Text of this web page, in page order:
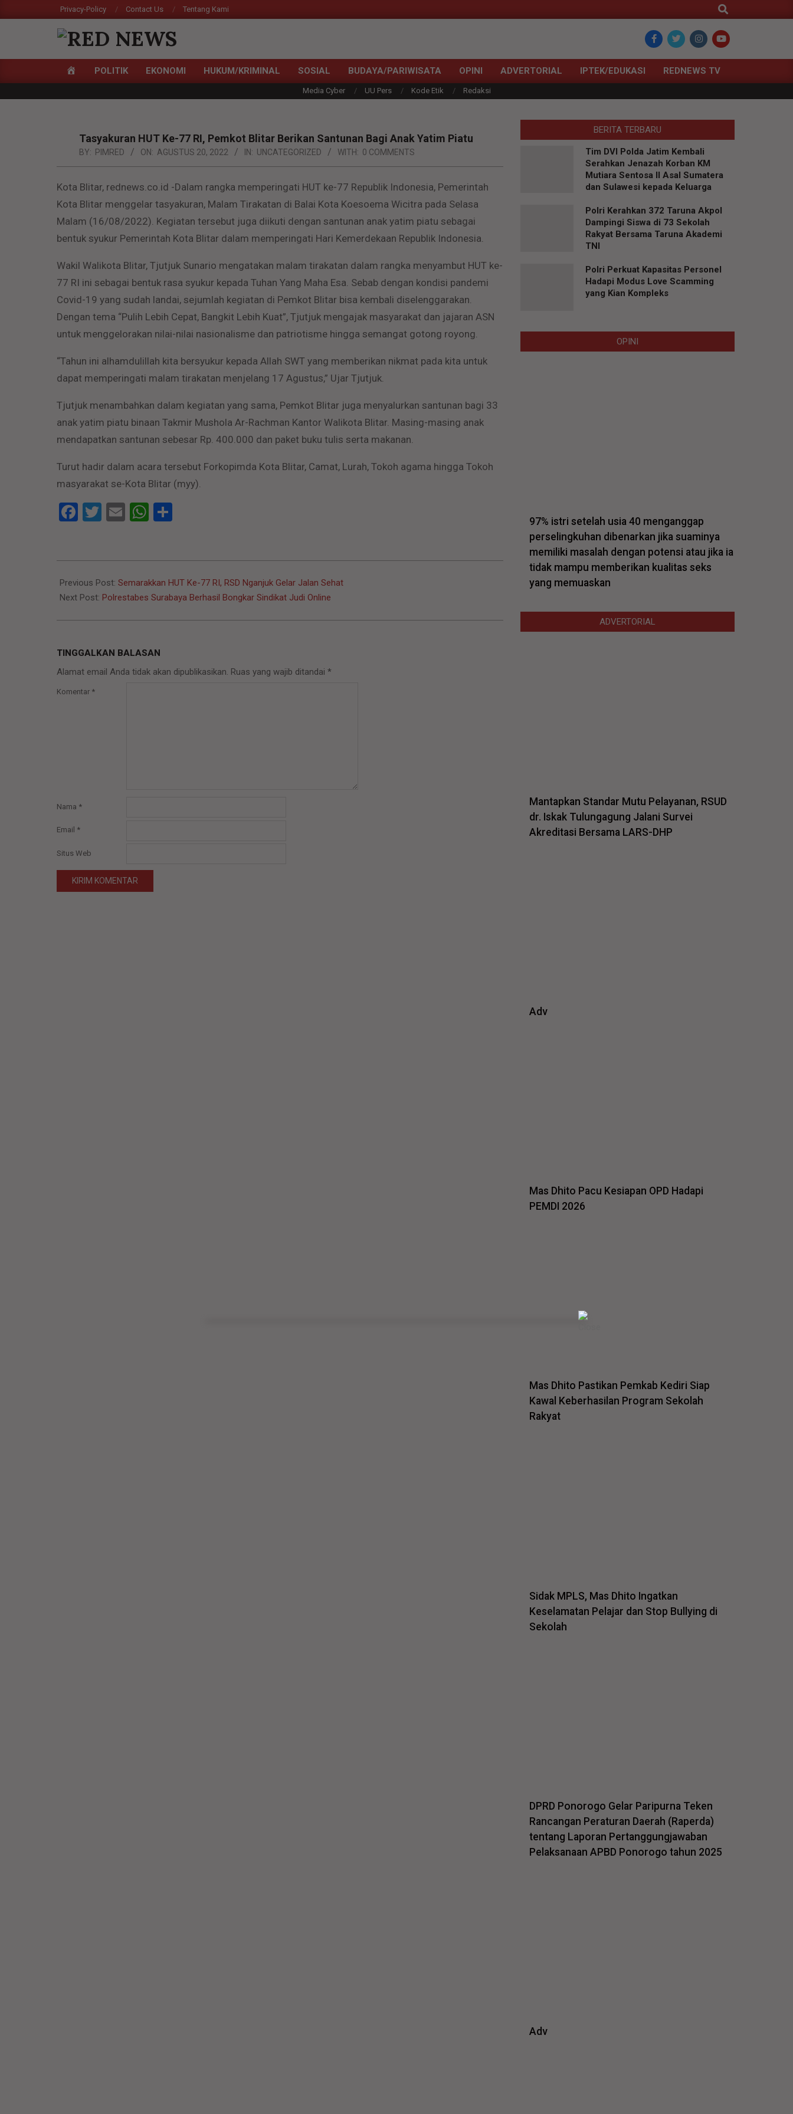
to
Privacy-Policy Contact Us Tentang Kami
Search
RED
NEWS
Primary
HOMEPOLITIK EKONOMI HUKUM/KRIMINAL SOSIAL BUDAYA/PARIWISATA OPINI ADVERTORIAL IPTEK/EDUKASI REDNEWS TV
Media Cyber UU Pers Kode Etik Redaksi
Tasyakuran HUT Ke-77 RI, Pemkot Blitar Berikan Santunan Bagi Anak Yatim Piatu
BY: PIMRED ON: AGUSTUS 20, 2022 IN: UNCATEGORIZED WITH: 0 COMMENTS
Kota Blitar, rednews.co.id -Dalam rangka memperingati HUT ke-77 Republik Indonesia, Pemerintah
Kota Blitar menggelar tasyakuran, Malam Tirakatan di Balai Kota Koesoema Wicitra pada Selasa
Malam (16/08/2022). Kegiatan tersebut juga diikuti dengan santunan anak yatim piatu sebagai
bentuk syukur Pemerintah Kota Blitar dalam memperingati Hari Kemerdekaan Republik Indonesia.
Wakil Walikota Blitar, Tjutjuk Sunario mengatakan malam tirakatan dalam rangka menyambut HUT ke-
77 RI ini sebagai bentuk rasa syukur kepada Tuhan Yang Maha Esa. Sebab dengan kondisi pandemi
Covid-19 yang sudah landai, sejumlah kegiatan di Pemkot Blitar bisa kembali diselenggarakan.
Dengan tema “Pulih Lebih Cepat, Bangkit Lebih Kuat”, Tjutjuk mengajak masyarakat dan jajaran ASN
untuk menggelorakan nilai-nilai nasionalisme dan patriotisme hingga semangat gotong royong.
“Tahun ini alhamdulillah kita bersyukur kepada Allah SWT yang memberikan nikmat pada kita untuk
dapat memperingati malam tirakatan menjelang 17 Agustus,” Ujar Tjutjuk.
Tjutjuk menambahkan dalam kegiatan yang sama, Pemkot Blitar juga menyalurkan santunan bagi 33
anak yatim piatu binaan Takmir Mushola Ar-Rachman Kantor Walikota Blitar. Masing-masing anak
mendapatkan santunan sebesar Rp. 400.000 dan paket buku tulis serta makanan.
Turut hadir dalam acara tersebut Forkopimda Kota Blitar, Camat, Lurah, Tokoh agama hingga Tokoh
masyarakat se-Kota Blitar (myy).
Facebook
Twitter
EmailWhatsApp
08-
20
Previous Post:Semarakkan HUT Ke-77 RI, RSD Nganjuk Gelar Jalan Sehat
Next Post: Polrestabes Surabaya Berhasil Bongkar Sindikat Judi Online
TINGGALKAN BALASAN
Alamat email Anda tidak akan dipublikasikan. Ruas yang wajib ditandai*
Komentar *
Nama *
Email *
Situs Web
BERITA TERBARU
Tim DVI Polda Jatim Kembali
Serahkan Jenazah Korban KM
Mutiara Sentosa II Asal Sumatera
dan Sulawesi kepada Keluarga
Polri Kerahkan 372 Taruna Akpol
Dampingi Siswa di 73 Sekolah
Rakyat Bersama Taruna Akademi
TNI
Polri Perkuat Kapasitas Personel
Hadapi Modus Love Scamming
yang Kian Kompleks
OPINI
97% istri setelah usia 40 menganggap
perselingkuhan dibenarkan jika suaminya
memiliki masalah dengan potensi atau jika ia
tidak mampu memberikan kualitas seks
yang memuaskan
ADVERTORIAL
Mantapkan Standar Mutu Pelayanan, RSUD
dr. Iskak Tulungagung Jalani Survei
Akreditasi Bersama LARS-DHP
Adv
Mas Dhito Pacu Kesiapan OPD Hadapi
PEMDI 2026
Mas Dhito Pastikan Pemkab Kediri Siap
Kawal Keberhasilan Program Sekolah
Rakyat
Sidak MPLS, Mas Dhito Ingatkan
Keselamatan Pelajar dan Stop Bullying di
Sekolah
DPRD Ponorogo Gelar Paripurna Teken
Rancangan Peraturan Daerah (Raperda)
tentang Laporan Pertanggungjawaban
Pelaksanaan APBD Ponorogo tahun 2025
Adv